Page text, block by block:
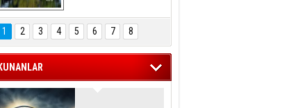
Eser'in
1 2 3 4 5 6 7 8